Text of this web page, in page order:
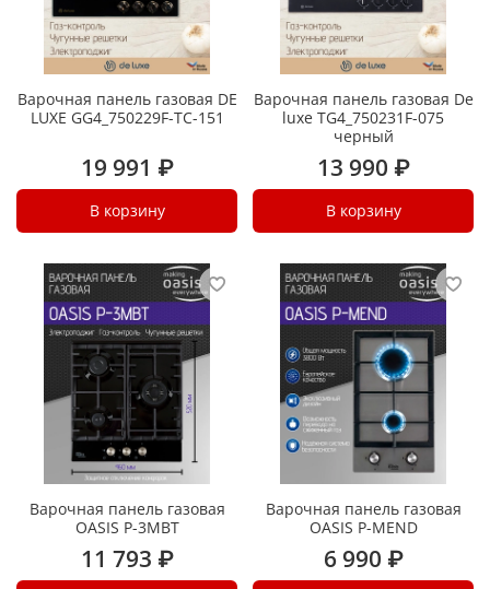
Варочная панель газовая DE
LUXE GG4_750229F-TC-151
19 991 ₽
В корзину
Варочная панель газовая De
luxe TG4_750231F-075
черный
13 990 ₽
В корзину
Варочная панель газовая
OASIS P-3MBT
11 793 ₽
Варочная панель газовая
OASIS P-MEND
6 990 ₽